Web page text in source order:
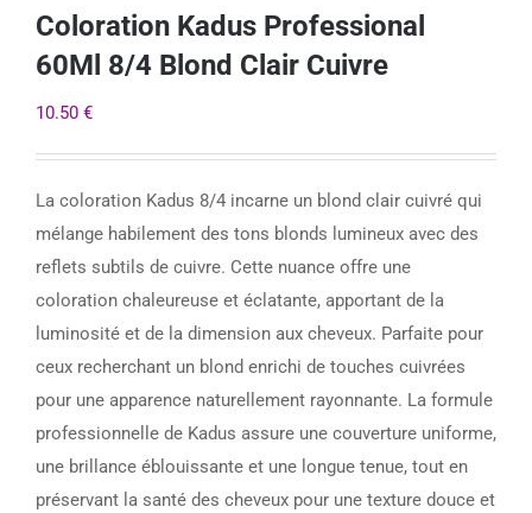
Coloration Kadus Professional
60Ml 8/4 Blond Clair Cuivre
10.50 €
La coloration Kadus 8/4 incarne un blond clair cuivré qui
mélange habilement des tons blonds lumineux avec des
reflets subtils de cuivre. Cette nuance offre une
coloration chaleureuse et éclatante, apportant de la
luminosité et de la dimension aux cheveux. Parfaite pour
ceux recherchant un blond enrichi de touches cuivrées
pour une apparence naturellement rayonnante. La formule
professionnelle de Kadus assure une couverture uniforme,
une brillance éblouissante et une longue tenue, tout en
préservant la santé des cheveux pour une texture douce et